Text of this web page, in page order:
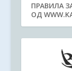
ПРАВИЛА
ОД